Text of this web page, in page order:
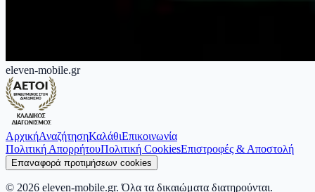
eleven-mobile.gr
ΑρχικήΑναζήτησηΚαλάθιΕπικοινωνία
Πολιτική ΑπορρήτουΠολιτική CookiesΕπιστροφές & Αποστολή
Επαναφορά προτιμήσεων cookies
© 2026 eleven-mobile.gr.Όλα τα δικαιώματα διατηρούνται.